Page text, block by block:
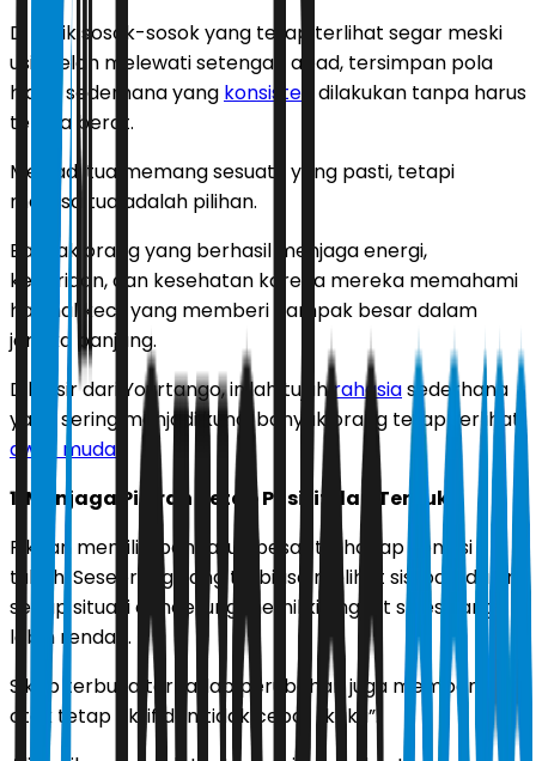
Di balik sosok-sosok yang tetap terlihat segar meski
usia telah melewati setengah abad, tersimpan pola
hidup sederhana yang konsisten
dilakukan tanpa harus
terasa berat.
Menjadi tua memang sesuatu yang pasti, tetapi
merasa tua adalah pilihan.
Banyak orang yang berhasil menjaga energi,
keceriaan, dan kesehatan karena mereka memahami
hal-hal kecil yang memberi dampak besar dalam
jangka panjang.
Dilansir dari Yourtango, inilah tujuhrahasiasederhana
yang sering menjadi kunci banyak orang tetap terlihat
awet muda
1. Menjaga Pikiran Tetap Positif dan Terbuka
Pikiran memiliki pengaruh besar terhadap kondisi
tubuh. Seseorang yang terbiasa melihat sisi baik dalam
setiap situasi cenderung memiliki tingkat stres yang
lebih rendah.
Sikap terbuka terhadap perubahan juga membantu
otak tetap aktif dan tidak cepat “kaku”.